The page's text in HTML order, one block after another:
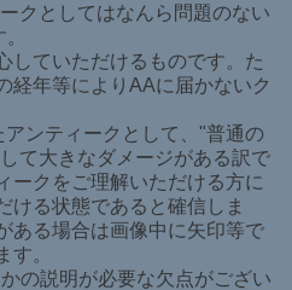
としてはなんら問題のない
ていただけるものです。た
経年等によりAAに届かないク
ンティークとして、"普通の
て大きなダメージがある訳で
ークをご理解いただける方に
ける状態であると確信しま
ある場合は画像中に矢印等で
す。
説明が必要な欠点がござい